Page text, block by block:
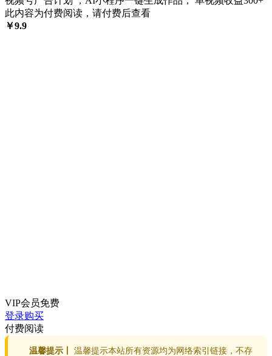
此内容为付费阅读，请付费后查看
￥9.9
VIP会员免费
登录购买
付费阅读
温馨提示丨
温馨提示本站所有资源均为网络索引链接，不存